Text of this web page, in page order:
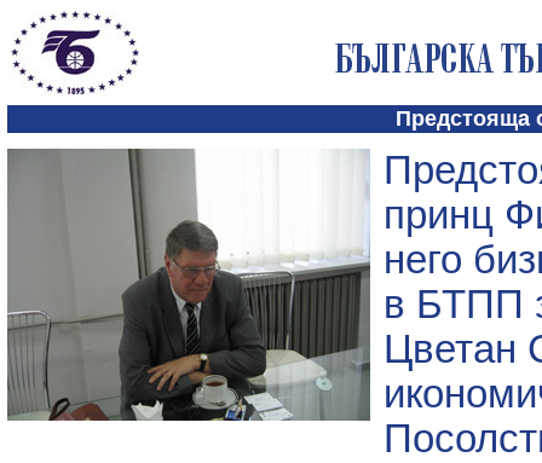
Предстояща
принц
него
в БТПП
Цветан